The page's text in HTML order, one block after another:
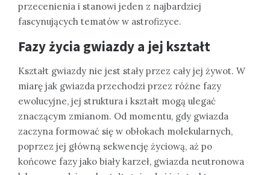
przecenienia i stanowi jeden z najbardziej
fascynujących tematów w astrofizyce.
Fazy życia gwiazdy a jej kształt
Kształt gwiazdy nie jest stały przez cały jej żywot. W
miarę jak gwiazda przechodzi przez różne fazy
ewolucyjne, jej struktura i kształt mogą ulegać
znaczącym zmianom. Od momentu, gdy gwiazda
zaczyna formować się w obłokach molekularnych,
poprzez jej główną sekwencję życiową, aż po
końcowe fazy jako biały karzeł, gwiazda neutronowa